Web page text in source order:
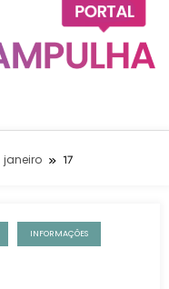
janeiro 17
INFORMAÇÕES